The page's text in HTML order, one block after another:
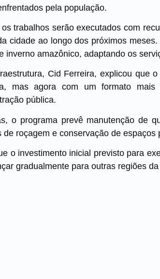
pela população.
trabalhos serão executados com
cidade ao longo dos próximos
inverno amazônico, adaptando os
Cid Ferreira, explicou que
mas agora com um formato mais
pública.
o programa prevê manutenção de
roçagem e conservação de espaços
o investimento inicial previsto para
gradualmente para outras regiões